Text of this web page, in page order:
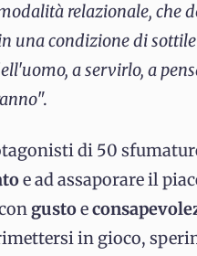
relazionale, che
una condizione di
a servirlo, a
".
di 50
e ad assaporare il
gustoe
in gioco,